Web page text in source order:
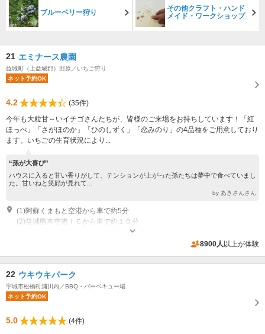
ブルーベリー狩り
その他クラフト・ハンド
メイド・ワークショップ
21 エミナース農園
益城町（上益城郡）田原／いちご狩り
ネット予約OK
4.2
(35件)
今年も大粒甘～いイチゴさんたちが、皆様のご来場をお持ちしています！「紅
ほっぺ」「さがほのか」「ひのしずく」「恋みのり」の4品種をご用意しており
ます。いちごの生育状況により...
“孫が大喜び”
ハウスに入ると甘い香りがして、テンションが上がった孫たちは夢中で食べていまし
た。甘いねと笑顔が見れて...
by あきさんさん
(1)阿蘇くまもと空港から車で約5分
(2)益城熊本空港ＩＣから車で約１０分
開園：期間：2020 年 12 月 12 日（土）～ 2021 年 5 月上旬まで 会場：エミ
ナース農園 いちごハウス 開園時間：9:00～17:00 最終受付16：00／時間
ださい ※駐車場はエミナースの駐車場をご利用下さい
8900人 以上が体験
22 ウキウキパーク
宇城市松橋町浦川内／BBQ・バーベキュー場
ネット予約OK
5.0 (4件)